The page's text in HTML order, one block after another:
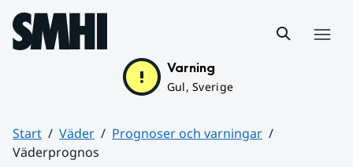
Hoppa till sidans innehåll
Varning
Gul, Sverige
Start Väder
Prognoser och varningar
Väderprognos